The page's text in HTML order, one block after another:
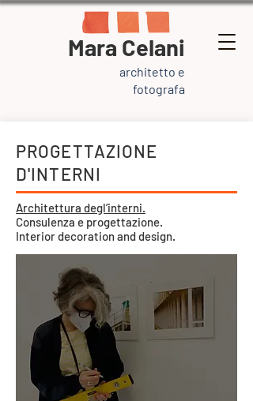
Mara Celani
architetto e
fotografa
PROGETTAZIONE
D'INTERNI
Architettura degl’interni​.
Consulenza e progettazione.
Interior decoration and design.